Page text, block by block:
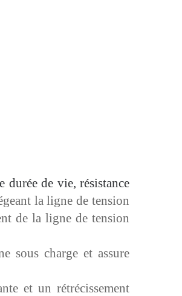
de vie, résistance
la ligne de tension
de la ligne de tension
sous charge et assure
et un rétrécissement